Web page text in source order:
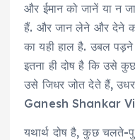
और ईमान को जानें या न
हैं. और जान लेने और देने
का यही हाल है. उबल
इतना ही दोष है कि उसे
उसे जिधर जोत देते हैं,
Ganesh Shankar
यथार्थ दोष है, कुछ चलते-